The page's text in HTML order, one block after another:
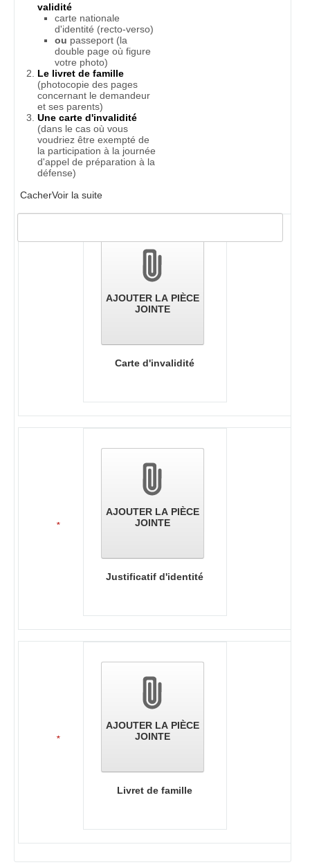
validité
carte nationale
d'identité (recto-verso)
ou passeport (la
double page où figure
votre photo)
Le livret de famille
(photocopie des pages
concernant le demandeur
et ses parents)
Une carte d'invalidité
(dans le cas où vous
voudriez être exempté de
la participation à la journée
d'appel de préparation à la
défense)
CacherVoir la suite
pièces
AJOUTER LA PIÈCE
JOINTE
Carte d'invalidité
*
AJOUTER LA PIÈCE
JOINTE
Justificatif d'identité
*
AJOUTER LA PIÈCE
JOINTE
Livret de famille